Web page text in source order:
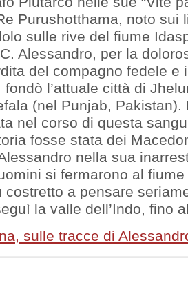
Purushotthama, noto sui
sulle rive del fiume
Alessandro, per la
del compagno fedele e
l’attuale città di
(nel Punjab, Pakistan).
nel corso di questa
fosse stata dei
nella sua
si fermarono al
costretto a pensare
la valle dell’Indo, fino
sulle tracce di